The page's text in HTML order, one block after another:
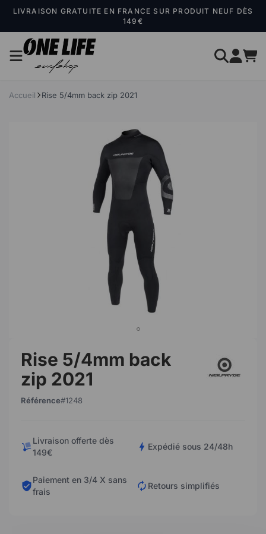
LIVRAISON GRATUITE EN FRANCE SUR PRODUIT NEUF DÈS
149€
Accueil Rise 5/4mm back zip 2021
Rise 5/4mm back
zip 2021
Référence 1248
Livraison offerte dès
149€
Expédié sous 24/48h
Paiement en 3/4 X sans
frais
Retours simplifiés